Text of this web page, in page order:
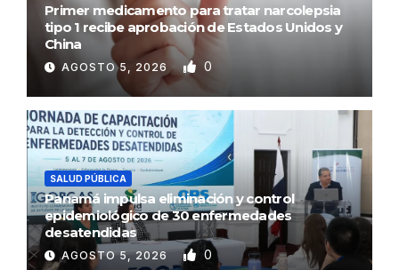
Primer medicamento para tratar narcolepsia
tipo 1 recibe aprobación de Estados Unidos y
China
AGOSTO 5, 2026 0
SALUD PÚBLICA
Panamá impulsa eliminación y control
epidemiológico de 30 enfermedades
desatendidas
AGOSTO 5, 2026 0